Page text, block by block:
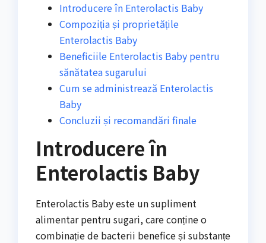
Introducere în Enterolactis Baby
Compoziția și proprietățile
Enterolactis Baby
Beneficiile Enterolactis Baby pentru
sănătatea sugarului
Cum se administrează Enterolactis
Baby
Concluzii și recomandări finale
Introducere în
Enterolactis Baby
Enterolactis Baby este un supliment
alimentar pentru sugari, care conține o
combinație de bacterii benefice și substanțe